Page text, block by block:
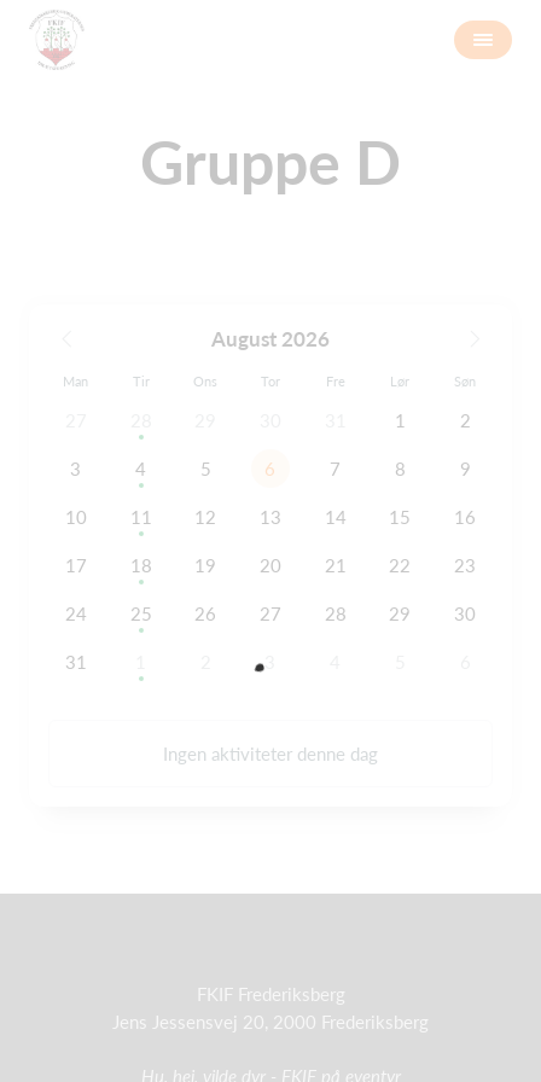
Gruppe D
August 2026
Man Tir Ons Tor Fre Lør Søn
1 2
3 4 5 6 7 8 9
10 11 12 13 14 15 16
17 18 19 20 21 22 23
24 25 26 27 28 29 30
31
Ingen aktiviteter denne dag
FKIF Frederiksberg
Jens Jessensvej 20, 2000 Frederiksberg
Hu, hej, vilde dyr - FKIF på eventyr